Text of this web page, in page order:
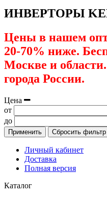
ИНВЕРТОРЫ
Цены в нашем
20-70% ниже.
Москве и
города России.
Цена
от
до
Применить Сбросить фильтр
Личный кабинет
Доставка
Полная версия
Каталог